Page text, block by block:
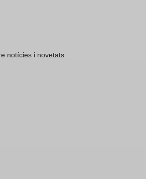
notícies i novetats.